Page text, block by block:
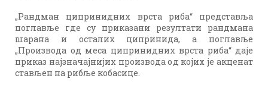
„Рандман ципринидних врста риба“ представља
поглавље где су приказани резултати рандмана
шарана и осталих ципринида, а поглавље
„Производа од меса ципринидних врста риба“ даје
приказ најзначајнијих производа од којих је акценат
стављен на рибље кобасице.